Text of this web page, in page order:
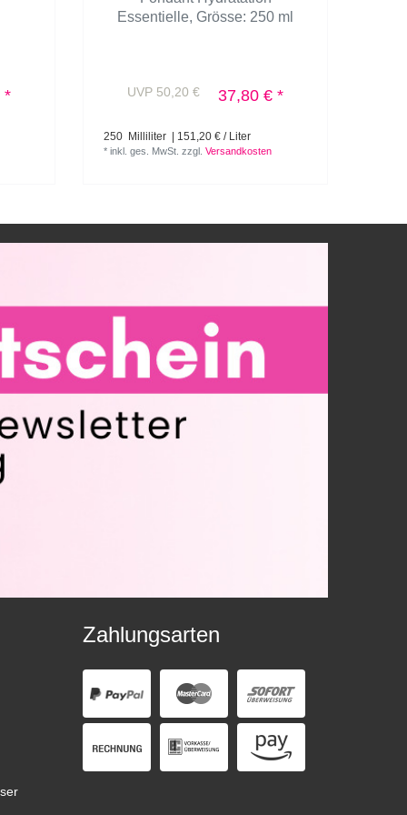
*
Essentielle, Grösse: 250 ml
UVP 50,20 € 37,80 € *
250 Milliliter | 151,20 € / Liter
*inkl. ges. MwSt. zzgl.Versandkosten
Zahlungsarten